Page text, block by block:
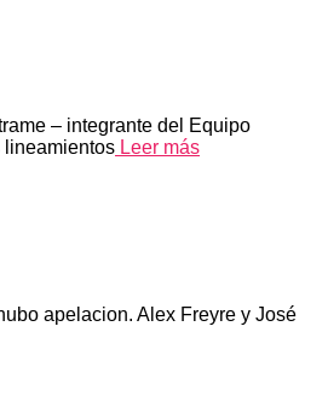
– integrante del Equipo
lineamientos Leer más
apelacion. Alex Freyre y José